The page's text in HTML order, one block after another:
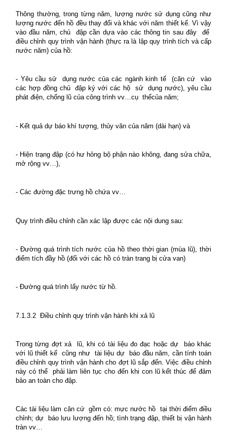
Thông thường, trong từng năm, lượng nước sử dụng cũng như
lượng nước đến hồ đều thay đổi và khác với năm thiết kế. Vì vậy
vào đầu năm, chủ
đập cần dựa vào các thông tin sau đây
để
điều chỉnh quy trình vận hành (thực ra là lập quy trình tích và cấp
nước năm) của hồ:
- Yêu cầu sử dụng nước của các ngành kinh tế (căn cứ
vào
các hợp đồng chủ
đập ký với các hộ sử
dụng nước), yêu cầu
phát điện, chống lũ của công trình vv…cụ thểcủa năm;
- Kết quả dự báo khí tượng, thủy văn của năm (dài hạn) và
- Hiện trạng đập (có hư hỏng bộ phận nào không, đang sửa chữa,
mở rộng vv…),
- Các đường đặc trưng hồ chứa vv…
Quy trình điều chỉnh cần xác lập được các nội dung sau:
- Đường quá trình tích nước của hồ theo thời gian (mùa lũ), thời
điểm tích đầy hồ (đối với các hồ có tràn trang bị cửa van)
- Đường quá trình lấy nước từ hồ.
7.1.3.2 Điều chỉnh quy trình vận hành khi xả lũ
Trong từng đợt xả lũ, khi có tài liệu đo đạc hoặc dự
báo khác
với lũ thiết kế
cũng như tài liệu dự
báo đầu năm, cần tính toán
điều chỉnh quy trình vận hành cho đợt lũ sắp đến. Việc điều chỉnh
này có thể
phải làm liên tục cho đến khi con lũ kết thúc để đảm
bảo an toàn cho đập.
Các tài liệu làm căn cứ gồm có: mực nước hồ tại thời điểm điều
chỉnh; dự
báo lưu lượng đến hồ; tình trạng đập, thiết bị vận hành
tràn vv…